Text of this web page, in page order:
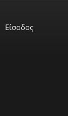
Είσοδος